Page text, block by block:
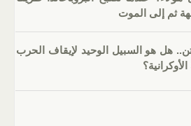
ثم إلى الموت
هل هو السبيل الوحيد لإيقاف الحرب